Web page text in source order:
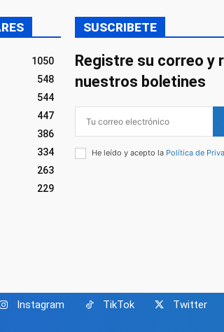
1050
548
544
447
386
334
263
229
SUSCRIBETE
Registre su correo y
nuestros boletines
He leído y acepto la Política de
Instagram TikTok Twitter